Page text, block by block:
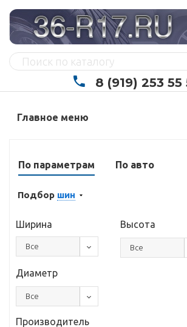
8 (919) 253 55
Главное меню
По параметрам По авто
Подбор шин
Ширина
Все
Высота
Все
Диаметр
Все
Производитель